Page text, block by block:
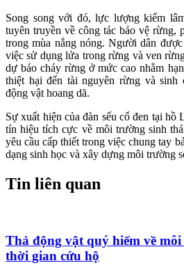
Song song với đó, lực lượng kiểm
tuyên truyền về công tác bảo vệ rừng,
trong mùa nắng nóng. Người dân
việc sử dụng lửa trong rừng và ven
dự báo cháy rừng ở mức cao nhằm
thiệt hại đến tài nguyên rừng và sinh
động vật hoang dã.
Sự xuất hiện của đàn sếu cổ đen tại
tín hiệu tích cực về môi trường sinh
yêu cầu cấp thiết trong việc chung tay
dạng sinh học và xây dựng môi trường
Tin liên quan
Thả động vật quý hiếm về
thời gian cứu hộ